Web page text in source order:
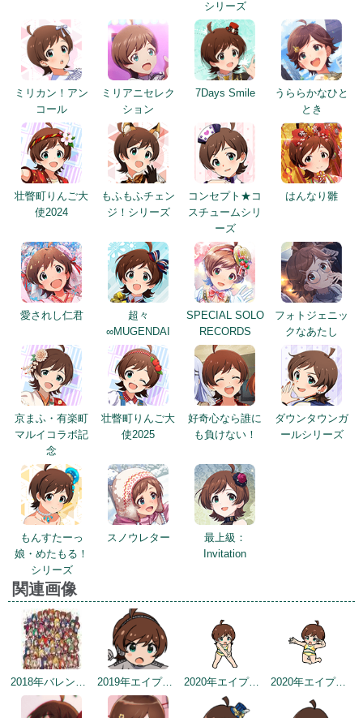
シリーズ
ミリカン！アン
コール
ミリアニセレク
ション
7Days Smile
うららかなひと
とき
壮瞥町りんご大
使2024
もふもふチェン
ジ！シリーズ
コンセプト★コ
スチュームシリ
ーズ
はんなり雛
愛されし仁君
超々
∞MUGENDAI
SPECIAL SOLO
RECORDS
フォトジェニッ
クなあたし
京まふ・有楽町
マルイコラボ記
念
壮瞥町りんご大
使2025
好奇心なら誰に
も負けない！
ダウンタウンガ
ールシリーズ
もんすたーっ
娘・めたもる！
シリーズ
スノウレター
最上級：
Invitation
関連画像
2018年バレンタインデー公式ツイート 2019年エイプリルミニゲーム 2020年エイプリルフールネタ 2020年エイプリルフールネタ